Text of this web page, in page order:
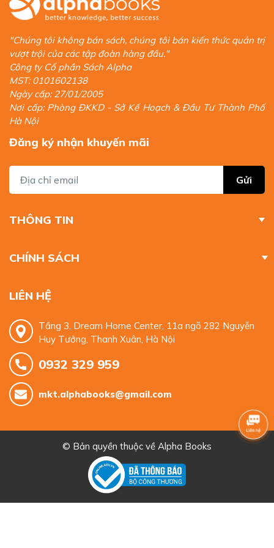
"Chúng tôi không bán sách, chúng tôi bán kiến thức quản trị
vượt trội của các tập đoàn hàng đầu."
Công ty Cổ phần Sách Alpha
MST: 0101602138
Ngày cấp: 27/01/2005
Nơi cấp: Phòng ĐKKD - Sở Kế Hoạch & Đầu Tư Thành Phố
Hà Nội
Đăng ký nhận khuyến mãi
Gửi
THÔNG TIN
CHÍNH SÁCH
LIÊN HỆ
Tầng 3, Dream Home Center, 11a ngõ 282 Nguyễn
Huy Tưởng, Thanh Xuân, Hà Nội
0932 329 959
mkt.alphabooks@gmail.com
© Bản quyền thuộc về Alpha Books